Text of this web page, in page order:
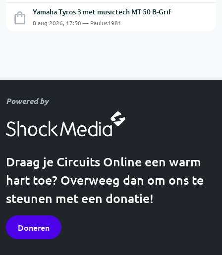
Yamaha Tyros 3 met musictech MT 50 B-Grif
8 aug 2026, 17:50 — Paulus1981
Powered by
Draag je Circuits Online een warm
hart toe? Overweeg dan om ons te
steunen met een donatie!
Doneren